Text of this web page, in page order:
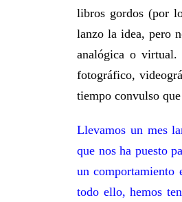
libros gordos (por
lanzo la idea, pero
analógica o virtual.
fotográfico,
tiempo convulso
Llevamos un mes
que nos ha puesto
un comportamiento
todo ello, hemos